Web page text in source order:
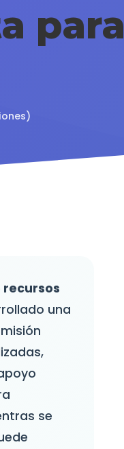
para
una
se